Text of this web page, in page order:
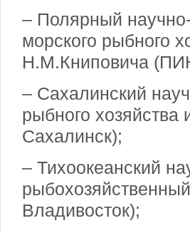
– Полярный
морского рыбного
Н.М.Книповича
– Сахалинский
рыбного
Сахалинск);
– Тихоокеанский
Владивосток);